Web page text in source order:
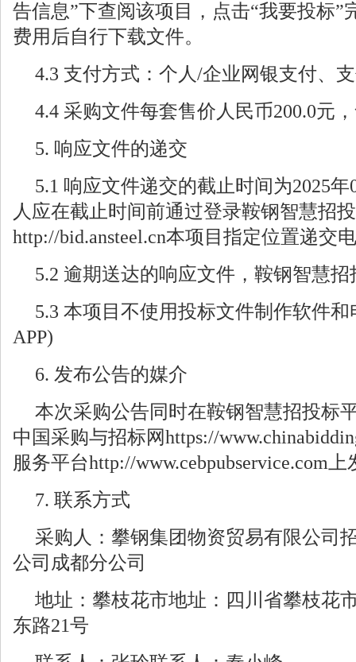
告信息”下查阅该项目，点击“我要投标”
费用后自行下载文件。
4.3 支付方式：个人/企业网银支付、
4.4 采购文件每套售价人民币200.0元
5. 响应文件的递交
5.1 响应文件递交的截止时间为2025
人应在截止时间前通过登录鞍钢智慧招
http://bid.ansteel.cn本项目指定位置递交
5.2 逾期送达的响应文件，鞍钢智慧
5.3 本项目不使用投标文件制作软件
APP)
6. 发布公告的媒介
本次采购公告同时在鞍钢智慧招投标
中国采购与招标网https://
服务平台http://www.cebpubservice.com上
7. 联系方式
采购人：攀钢集团物资贸易有限公司
公司成都分公司
地址：攀枝花市地址：四川省攀枝花
东路21号